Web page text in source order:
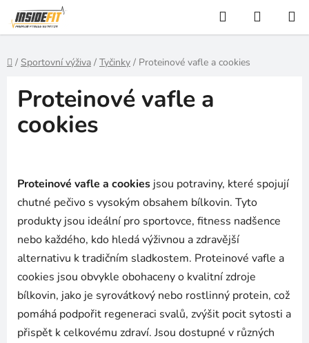
Přejít
na
obsah
Hledat
KOŠÍK
Domů
/ Sportovní výživa / Tyčinky / Proteinové vafle a cookies
Proteinové vafle a
cookies
Proteinové vafle a cookies jsou potraviny, které spojují
chutné pečivo s vysokým obsahem bílkovin. Tyto
produkty jsou ideální pro sportovce, fitness nadšence
nebo každého, kdo hledá výživnou a zdravější
alternativu k tradičním sladkostem. Proteinové vafle a
cookies jsou obvykle obohaceny o kvalitní zdroje
bílkovin, jako je syrovátkový nebo rostlinný protein, což
pomáhá podpořit regeneraci svalů, zvýšit pocit sytosti a
přispět k celkovému zdraví. Jsou dostupné v různých